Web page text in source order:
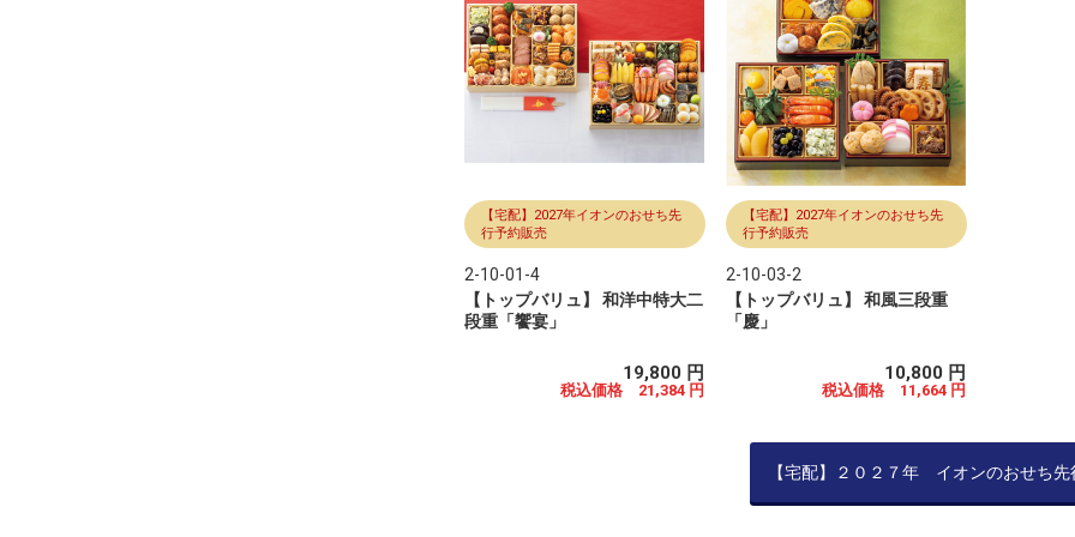
【宅配】2027年イオンのおせち先
行予約販売
2-10-01-4
【トップバリュ】 和洋中特大二
段重「饗宴」
19,800 円
税込価格 21,384 円
【宅配】2027年イオンのおせち先
行予約販売
2-10-03-2
【トップバリュ】 和風三段重
「慶」
10,800 円
税込価格 11,664 円
【宅配】２０２７年 イオンのおせち先